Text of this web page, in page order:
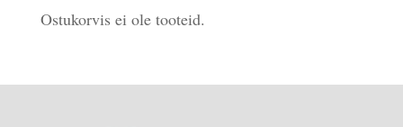
Ostukorvis ei ole tooteid.